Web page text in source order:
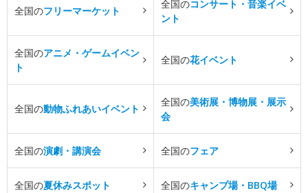
全国のフリーマーケット
全国のコンサート・音楽イベ
ント
全国のアニメ・ゲームイベン
ト
全国の花イベント
全国の動物ふれあいイベント
全国の美術展・博物展・展示
会
全国の演劇・講演会 全国のフェア
全国の夏休みスポット 全国のキャンプ場・BBQ場